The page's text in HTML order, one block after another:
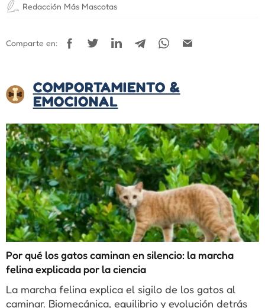
Redacción Más Mascotas
Comparte en:
COMPORTAMIENTO &
EMOCIONAL
Por qué los gatos caminan en silencio: la marcha
felina explicada por la ciencia
La marcha felina explica el sigilo de los gatos al
caminar. Biomecánica, equilibrio y evolución detrás